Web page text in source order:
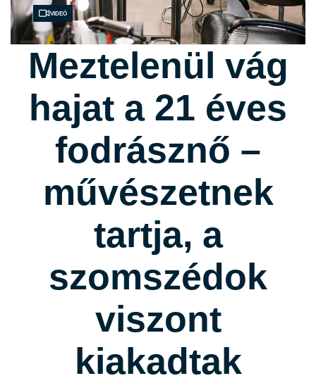
Videó
Meztelenül vág
hajat a 21 éves
fodrásznő –
művészetnek
tartja, a
szomszédok
viszont
kiakadtak